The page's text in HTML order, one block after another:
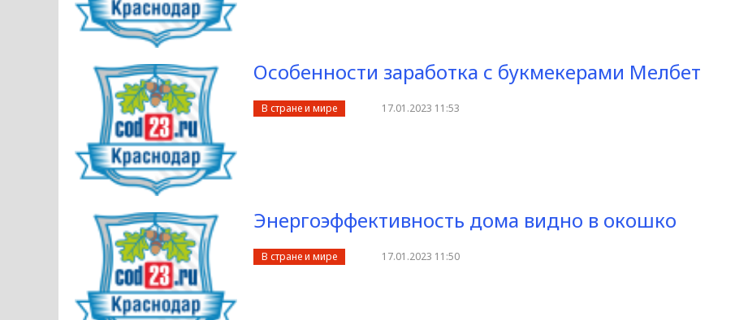
Особенности заработка с букмекерами Мелбет
В стране и мире 17.01.2023 11:53
Энергоэффективность дома видно в окошко
В стране и мире 17.01.2023 11:50